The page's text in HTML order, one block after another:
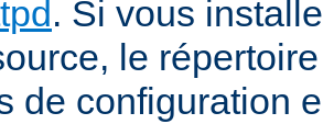
. Si vous
le
de configuration